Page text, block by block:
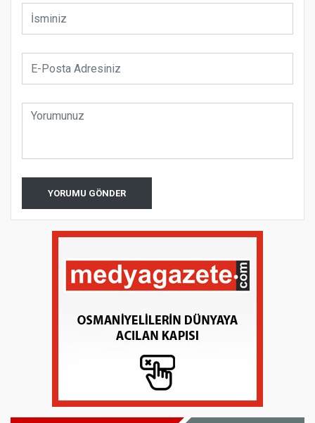
YORUMU GÖNDER